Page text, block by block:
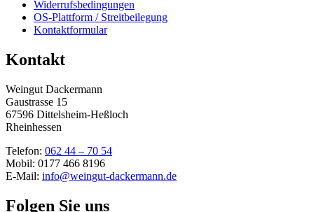
Widerrufsbedingungen
OS-Plattform / Streitbeilegung
Kontaktformular
Kontakt
Weingut Dackermann
Gaustrasse 15
67596 Dittelsheim-Heßloch
Rheinhessen
Telefon: 062 44 – 70 54
Mobil: 0177 466 8196
E-Mail: info@weingut-dackermann.de
Folgen Sie uns